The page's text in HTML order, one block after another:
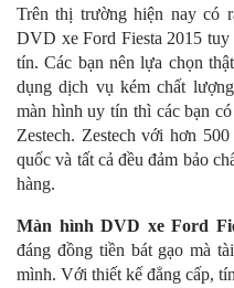
Trên thị trường hiện nay có
DVD xe Ford Fiesta 2015 tuy
tín. Các bạn nên lựa chọn
dụng dịch vụ kém chất
màn hình uy tín thì các bạn
Zestech. Zestech với hơn
quốc và tất cả đều đảm bảo
hàng.
Màn hình DVD xe Ford
đáng đồng tiền bát gạo mà
mình. Với thiết kế đẳng cấp,